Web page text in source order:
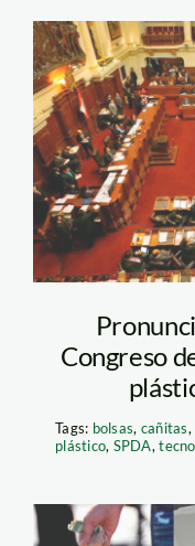
bolsas-
Congreso
Tags: bolsas, cañitas,
plástico, SPDA,